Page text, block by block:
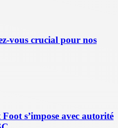
vous crucial pour nos
s’impose avec autorité